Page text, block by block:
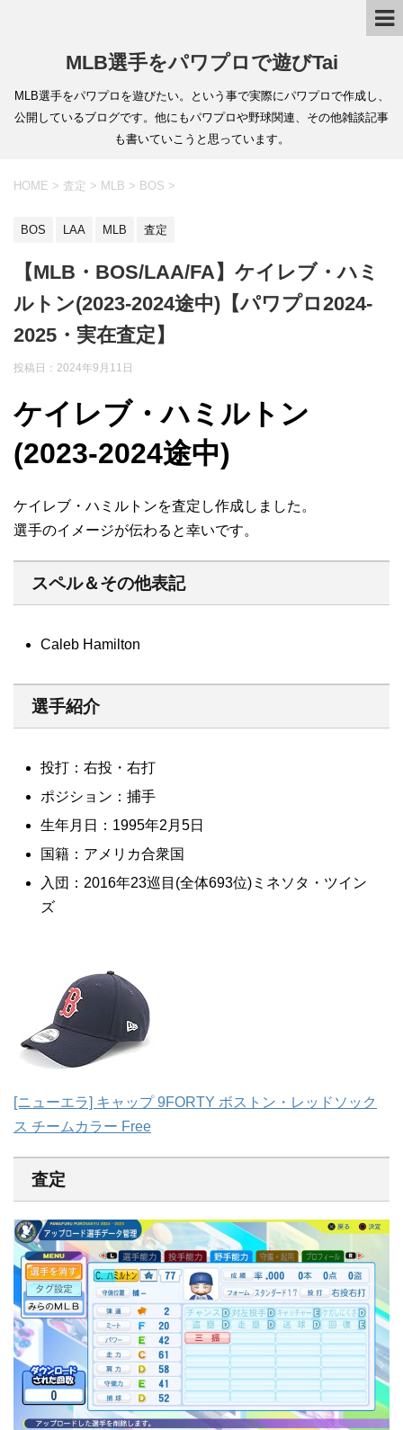
MLB選手をパワプロで遊びTai
MLB選手をパワプロを遊びたい。という事で実際にパワプロで作成し、
公開しているブログです。他にもパワプロや野球関連、その他雑談記事
も書いていこうと思っています。
HOME > 査定 > MLB > BOS >
BOS LAA MLB 査定
【MLB・BOS/LAA/FA】ケイレブ・ハミ
ルトン(2023-2024途中)【パワプロ2024-
2025・実在査定】
投稿日： 2024年9月11日
ケイレブ・ハミルトン
(2023-2024途中)
ケイレブ・ハミルトンを査定し作成しました。
選手のイメージが伝わると幸いです。
スペル＆その他表記
Caleb Hamilton
選手紹介
投打：右投・右打
ポジション：捕手
生年月日：1995年2月5日
国籍：アメリカ合衆国
入団：2016年23巡目(全体693位)ミネソタ・ツイン
ズ
[ニューエラ] キャップ 9FORTY ボストン・レッドソック
ス チームカラー Free
査定